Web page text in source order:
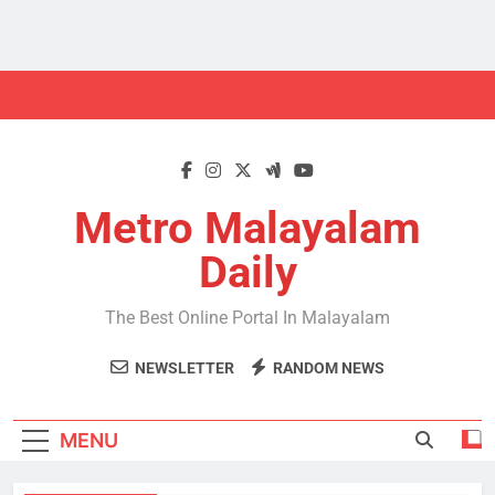
Metro Malayalam
Daily
The Best Online Portal In Malayalam
NEWSLETTER RANDOM NEWS
MENU